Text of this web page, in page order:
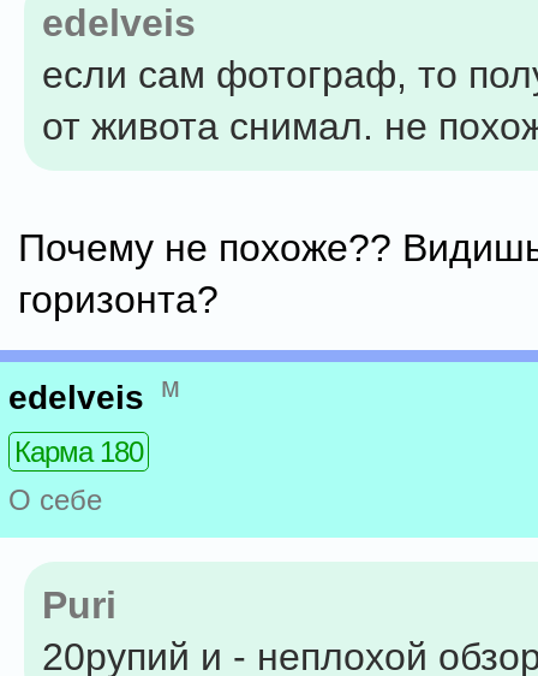
edelveis
если сам фотограф, то
от живота снимал. не
Почему не похоже??
горизонта?
edelveis м
Карма 180
О себе
Puri
20рупий и - неплохой